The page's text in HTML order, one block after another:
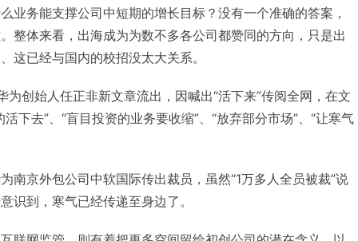
业务能支撑公司中短期的增长目标？没有一个准确的答案，
整体来看，出海成为为数不多各公司都赞同的方向，只是出
这已经与国内的校招没太大关系。
创始人任正非新文章流出，因喊出“活下来”传阅全网，在文
下去”、“盲目投资的业务要收缩”、“放弃部分市场”、“让寒气
南京外包公司中软国际传出裁员，虽然“1万多人全员被裁”说
识到，寒气已经传递至身边了。